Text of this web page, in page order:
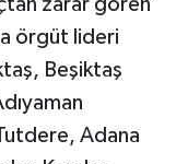
örgüt lideri
Beşiktaş
Adana